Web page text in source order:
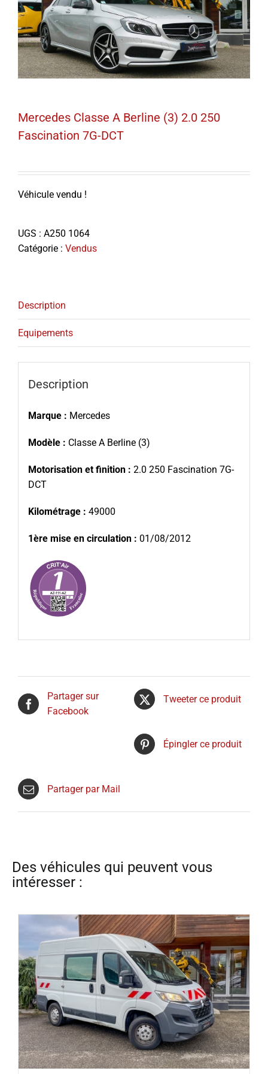
Mercedes Classe A Berline (3) 2.0 250
Fascination 7G-DCT
Véhicule vendu !
UGS : A250 1064
Catégorie : Vendus
Description
Equipements
Description
Marque : Mercedes
Modèle : Classe A Berline (3)
Motorisation et finition : 2.0 250 Fascination 7G-
DCT
Kilométrage : 49000
1ère mise en circulation : 01/08/2012
Partager sur
Facebook
Tweeter ce produit
Épingler ce produit
Partager par Mail